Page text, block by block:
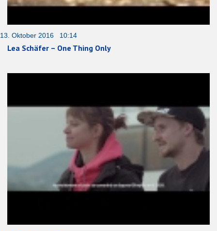
13. Oktober 2016 10:14
Lea Schäfer – One Thing Only